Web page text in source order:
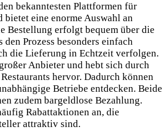
bekanntesten Plattformen für
bietet eine enorme Auswahl an
Bestellung erfolgt bequem über die
den Prozess besonders einfach
die Lieferung in Echtzeit verfolgen.
Anbieter und hebt sich durch
hervor. Dadurch können
Betriebe entdecken. Beide
zudem bargeldlose Bezahlung.
Rabattaktionen an, die
attraktiv sind.